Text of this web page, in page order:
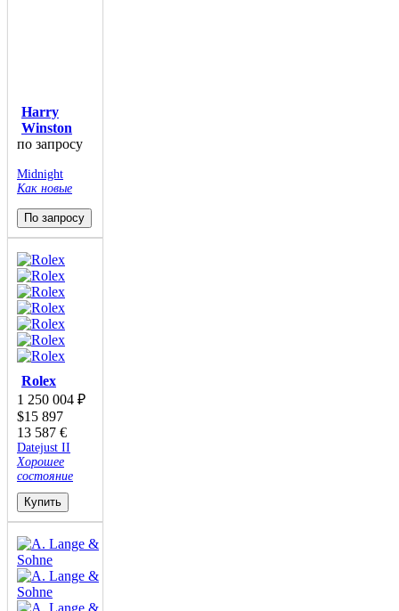
Harry
Winston
по запросу
Midnight
Как новые
По запросу
Rolex
1 250 004 ₽
$15 897
13 587 €
Datejust II
Хорошее
состояние
Купить